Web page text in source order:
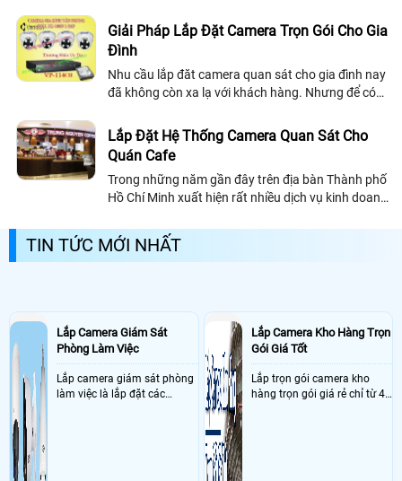
kinh doanh mang lại nguồn lợi rất cao
Giải Pháp Lắp Đặt Camera Trọn Gói Cho Gia
Đình
Nhu cầu lắp đăt camera quan sát cho gia đình nay
đã không còn xa lạ với khách hàng. Nhưng để có
trọn gói sẽ là giải pháp tuyệt vời cho bạn
Lắp Đặt Hệ Thống Camera Quan Sát Cho
Quán Cafe
Trong những năm gần đây trên địa bàn Thành phố
Hồ Chí Minh xuất hiện rất nhiều dịch vụ kinh doanh
doanh này thu hút rất nhiều lượng khách hàng nên
việc quản lí an ninh của quán là điều hết sức cần
TIN TỨC MỚI NHẤT
Lắp Camera Giám Sát
Phòng Làm Việc
Lắp camera giám sát phòng
làm việc là lắp đặt các
Lắp Camera Kho Hàng Trọn
Gói Giá Tốt
Lắp trọn gói camera kho
hàng trọn gói giá rẻ chỉ từ 4